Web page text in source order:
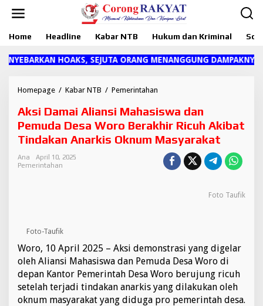
Home Headline Kabar NTB Hukum dan Kriminal
HOAKS, SEJUTA ORANG MENANGGUNG DAMPAKNYA"
Homepage / Kabar NTB / Pemerintahan
s
i
D
a
i
M
a
h
a
s
Aksi Damai Aliansi Mahasiswa dan
Pemuda Desa Woro Berakhir Ricuh Akibat
Tindakan Anarkis Oknum Masyarakat
Ana
April 10, 2025
Pemerintahan
Foto Taufik
Foto-Taufik
Woro, 10 April 2025 – Aksi demonstrasi yang digelar
oleh Aliansi Mahasiswa dan Pemuda Desa Woro di
depan Kantor Pemerintah Desa Woro berujung ricuh
setelah terjadi tindakan anarkis yang dilakukan oleh
oknum masyarakat yang diduga pro pemerintah desa.